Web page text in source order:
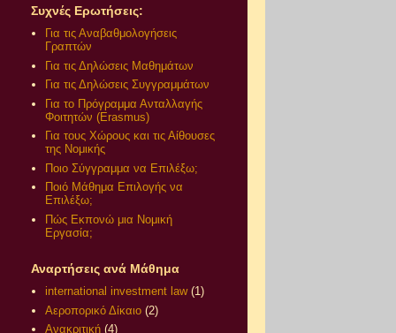
Συχνές Ερωτήσεις:
Για τις Αναβαθμολογήσεις
Γραπτών
Για τις Δηλώσεις Μαθημάτων
Για τις Δηλώσεις Συγγραμμάτων
Για το Πρόγραμμα Ανταλλαγής
Φοιτητών (Erasmus)
Για τους Χώρους και τις Αίθουσες
της Νομικής
Ποιο Σύγγραμμα να Επιλέξω;
Ποιό Μάθημα Επιλογής να
Επιλέξω;
Πώς Εκπονώ μια Νομική
Εργασία;
Αναρτήσεις ανά Μάθημα
international investment law (1)
Αεροπορικό Δίκαιο (2)
Ανακριτική (4)